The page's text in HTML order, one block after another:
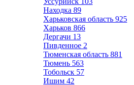
Находка 89
Харьковская область 925
Харьков 866
Дергачи 13
Пивденное 2
Тюменская область 881
Тюмень 563
Тобольск 57
Ишим 42